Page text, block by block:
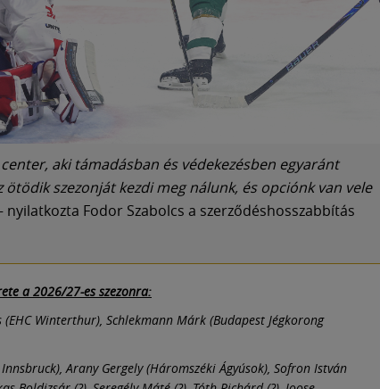
aki támadásban és védekezésben egyaránt
ötödik szezonját kezdi meg nálunk, és opciónk van vele
nyilatkozta Fodor Szabolcs a szerződéshosszabbítás
a 2026/27-es szezonra:
Winterthur), Schlekmann Márk (Budapest Jégkorong
Arany Gergely (Háromszéki Ágyúsok), Sofron István